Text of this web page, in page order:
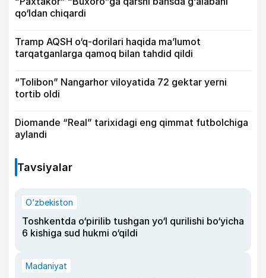
qo‘ldan chiqardi
Tramp AQSH o‘q-dorilari haqida ma’lumot
tarqatganlarga qamoq bilan tahdid qildi
“Tolibon” Nangarhor viloyatida 72 gektar yerni
tortib oldi
Diomande “Real” tarixidagi eng qimmat futbolchiga
aylandi
Tavsiyalar
O‘zbekiston
Toshkentda o‘pirilib tushgan yo‘l qurilishi bo‘yicha
6 kishiga sud hukmi o‘qildi
Madaniyat